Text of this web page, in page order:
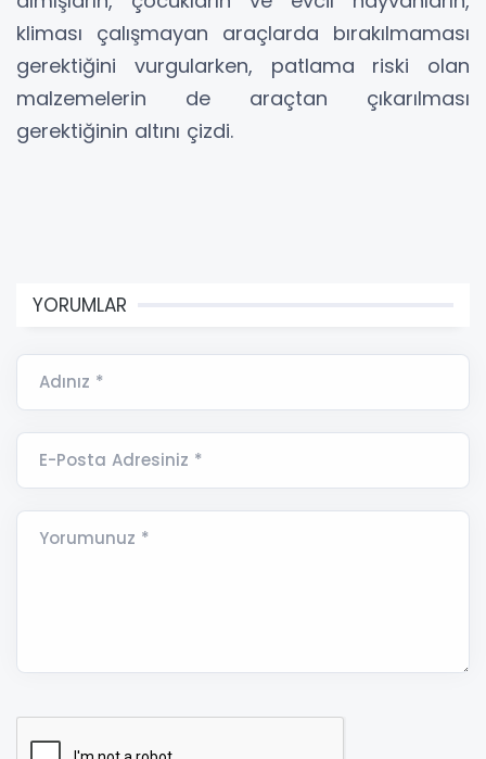
kliması çalışmayan araçlarda bırakılmaması
gerektiğini vurgularken, patlama riski olan
malzemelerin de araçtan çıkarılması
gerektiğinin altını çizdi.
YORUMLAR
Adınız *
E-Posta Adresiniz *
Yorumunuz *